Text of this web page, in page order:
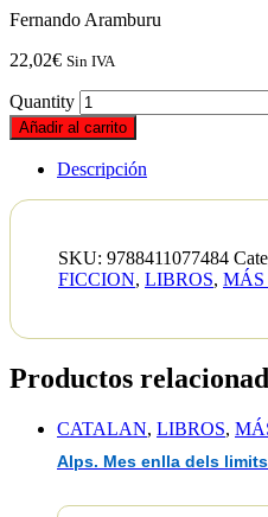
Fernando Aramburu
22,02€ Sin IVA
Quantity
Añadir al carrito
Descripción
SKU: 9788411077484
FICCION, LIBROS, MÁS
Productos
CATALAN, LIBROS,
Alps. Mes enlla dels